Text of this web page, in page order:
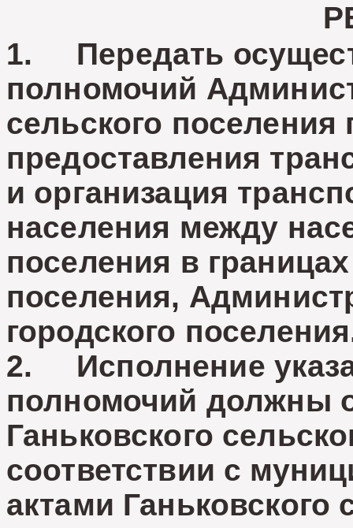
1. Передать
полномочий
сельского
предоставления
и организация
населения между
поселения в
поселения,
городского
2. Исполнение
полномочий должны
Ганьковского
соответствии с
актами Ганьковского